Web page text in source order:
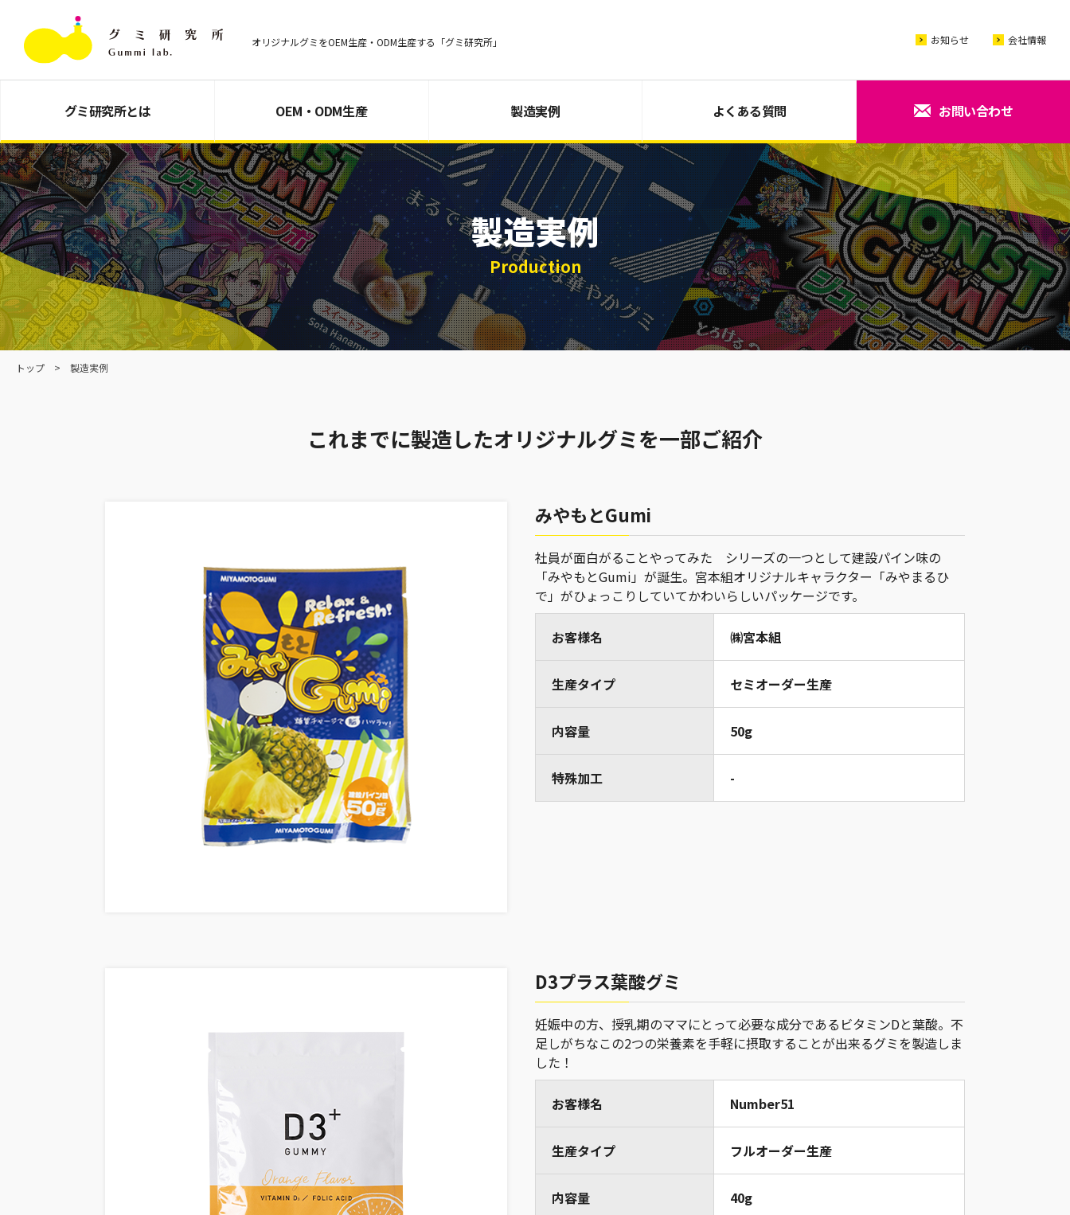
オリジナルグミをOEM生産・ODM生産する「グミ研究所」 お知らせ 会社情報
グミ研究所とは OEM・ODM生産 製造実例 よくある質問 お問い合わせ
製造実例
Production
トップ 製造実例
これまでに製造したオリジナルグミを一部ご紹介
みやもとGumi
社員が面白がることやってみた シリーズの一つとして建設パイン味の
「みやもとGumi」が誕生。宮本組オリジナルキャラクター「みやまるひ
で」がひょっこりしていてかわいらしいパッケージです。
お客様名 ㈱宮本組
生産タイプ セミオーダー生産
内容量 50g
特殊加工 -
D3プラス葉酸グミ
妊娠中の方、授乳期のママにとって必要な成分であるビタミンDと葉酸。不
足しがちなこの2つの栄養素を手軽に摂取することが出来るグミを製造しま
した！
お客様名 Number51
生産タイプ フルオーダー生産
内容量 40g